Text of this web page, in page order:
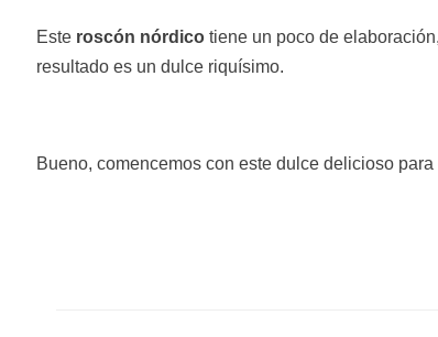
Este roscón nórdico tiene un poco de
resultado es un dulce riquísimo.
Bueno, comencemos con este dulce delicioso